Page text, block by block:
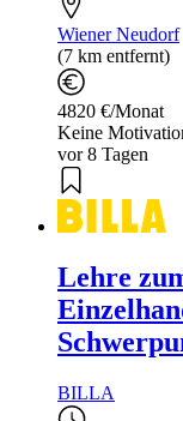
Wiener Neudorf
(7 km entfernt)
4820 €/Monat
Keine
vor 8 Tagen
Lehre
BILLA